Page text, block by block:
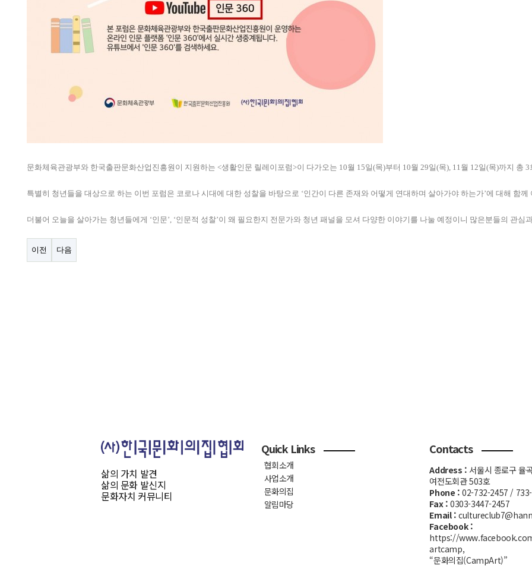
문화체육관광부와 한국출판문화산업진흥원이 지원하는 <생활인문 릴레이포럼>이 다가오는 10월 15일(목)부터 10월 29일(목), 11월 12일(목)까지 총
특별히 청년들을 대상으로 하는 이번 포럼은 코로나 시대에 대한 성찰을 바탕으로 ‘인간이 다른 존재와 어떻게 연대하며 살아가야 하는가’에 대해 함께
더불어 오늘을 살아가는 청년들에게 ‘인문’, ‘인문적 성찰’이 왜 필요한지 전문가와 청년 패널을 모셔 다양한 이야기를 나눌 예정이니 많은분들의 관심
이전 다음
삶의 가치 발견
삶의 문화 발신지
문화자치 커뮤니티
Quick Links
협회소개
사업소개
문화의집
알림마당
Contacts
Address : 서울시 종로구 율
여전도회관 503호
Phone : 02-732-2457 /
Fax : 0303-3447-2457
Email :
Facebook :
https://
artcamp,
“문화의집(CampArt)”